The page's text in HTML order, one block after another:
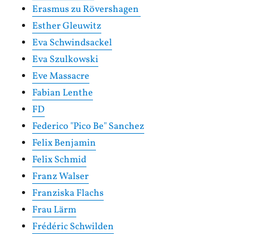
Erasmus zu Rövershagen
Esther Gleuwitz
Eva Schwindsackel
Eva Szulkowski
Eve Massacre
Fabian Lenthe
FD
Federico "Pico Be" Sanchez
Felix Benjamin
Felix Schmid
Franz Walser
Franziska Flachs
Frau Lärm
Frédéric Schwilden